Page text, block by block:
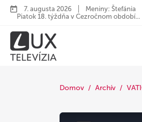
7. augusta 2026
Meniny: Štefánia
Piatok 18. týždňa v Cezročnom období...
Domov Archív
This